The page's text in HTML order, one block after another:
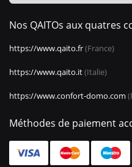
Nos QAITOs aux quatres
https://www.qaito.fr(France)
https://www.qaito.it(Italie)
https://www.confort-domo.com
Méthodes de paiement